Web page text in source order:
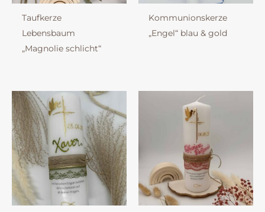
Taufkerze
Lebensbaum
„Magnolie schlicht“
Kommunionskerze
„Engel“ blau & gold